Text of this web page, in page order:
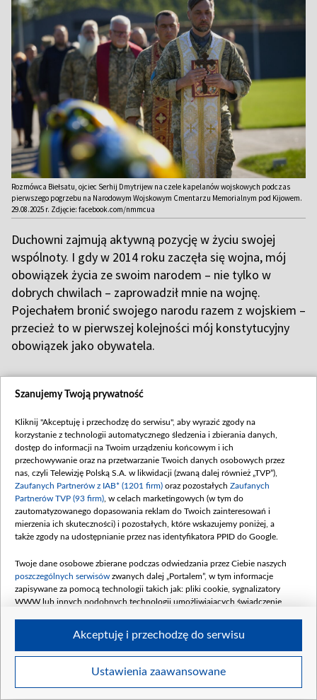
Rozmówca Biełsatu, ojciec Serhij Dmytrijew na czele kapelanów wojskowych podczas
pierwszego pogrzebu na Narodowym Wojskowym Cmentarzu Memorialnym pod Kijowem.
29.08.2025 r. Zdjęcie: facebook.com/nmmcua
Duchowni zajmują aktywną pozycję w życiu swojej
wspólnoty. I gdy w 2014 roku zaczęła się wojna, mój
obowiązek życia ze swoim narodem – nie tylko w
dobrych chwilach – zaprowadził mnie na wojnę.
Pojechałem bronić swojego narodu razem z wojskiem –
przecież to w pierwszej kolejności mój konstytucyjny
obowiązek jako obywatela.
WPolsce wzorem kapelana jest ksiądzIgnacy
Skorupka z obrazu “Cud nad Wisłą”. Duchowny z
krzyżem, idący ze swoimi żołnierzami do ataku na
bolszewików. Niedużo się od tego wzoru różnimy. Nasi
duchowni także stanęli do obrony ojczyzny, wielu na
własnych plecach wynosiło rannych, kilku trafiło wraz z
żołnierzami do rosyjskiej niewoli. Duchowny powinien
być świadomym obywatelem. Prawosławny
świaszczennik, ksiądz, pastor jest tym, który chroni
kulturę swojego narodu.
To moje prywatne zdanie, więc mogę się mylić i ktoś
może się z nim nie zgodzić. Uważam, że państwo nie
wyobrazić, jaka by była Polska bez Karola Wojtyły,
Stefana Wyszyńskiego
Czy bez nich powstałaby Solidarność?
Szanujemy Twoją prywatność
Kliknij "Akceptuję i przechodzę do serwisu", aby wyrazić zgody na
korzystanie z technologii automatycznego śledzenia i zbierania danych,
dostęp do informacji na Twoim urządzeniu końcowym i ich
przechowywanie oraz na przetwarzanie Twoich danych osobowych przez
nas, czyli Telewizję Polską S.A. w likwidacji (zwaną dalej również „TVP”),
Zaufanych Partnerów z IAB* (1201 firm) oraz pozostałych Zaufanych
Partnerów TVP (93 firm) , w celach marketingowych (w tym do
zautomatyzowanego dopasowania reklam do Twoich zainteresowań i
mierzenia ich skuteczności) i pozostałych, które wskazujemy poniżej, a
także zgody na udostępnianie przez nas identyfikatora PPID do Google.
Twoje dane osobowe zbierane podczas odwiedzania przez Ciebie naszych
poszczególnych serwisów zwanych dalej „Portalem”, w tym informacje
zapisywane za pomocą technologii takich jak: pliki cookie, sygnalizatory
WWW lub innych podobnych technologii umożliwiających świadczenie
Twoje dane osobowe zbierane podczas odwiedzania przez Ciebie
Ustawienia zaawansowane
Akceptuję i przechodzę do serwisu